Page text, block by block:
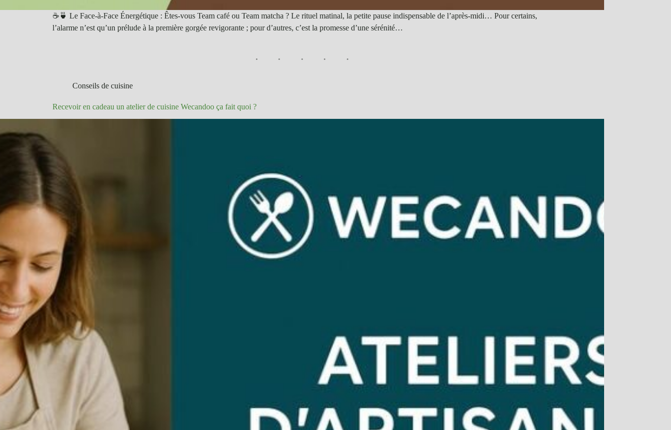
☕️🍵 Le Face-à-Face Énergétique : Êtes-vous Team café ou Team matcha ? Le rituel matinal, la petite pause indispensable de l’après-midi… Pour certains,
l’alarme n’est qu’un prélude à la première gorgée revigorante ; pour d’autres, c’est la promesse d’une sérénité…
Conseils de cuisine
Recevoir en cadeau un atelier de cuisine Wecandoo ça fait quoi ?